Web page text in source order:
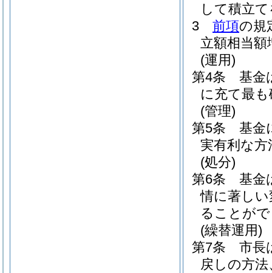
して積立
3
前項の規
立額相当
(運用)
第4条
基金
に充て最
(管理)
第5条
基金
実有利な
(処分)
第6条
基金
情に著し
ることが
(繰替運用)
第7条
市長
戻しの方